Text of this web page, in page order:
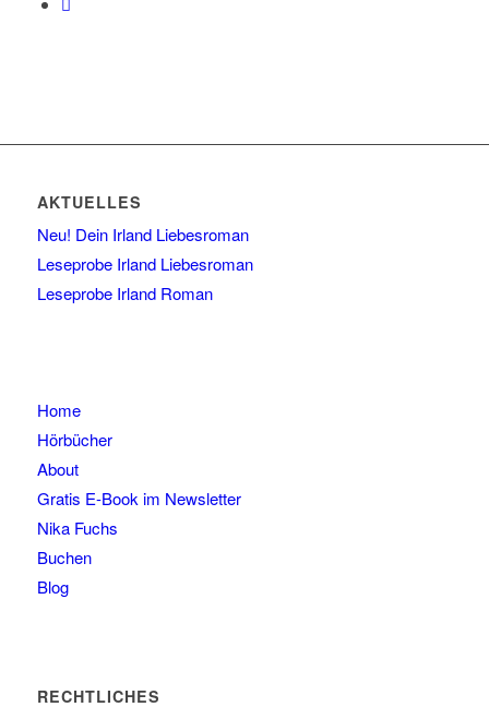
AKTUELLES
Neu! Dein Irland Liebesroman
Leseprobe Irland Liebesroman
Leseprobe Irland Roman
Home
Hörbücher
About
Gratis E-Book im Newsletter
Nika Fuchs
Buchen
Blog
RECHTLICHES